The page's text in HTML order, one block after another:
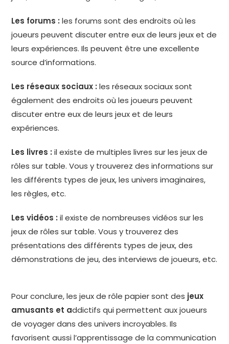
Les forums : les forums sont des endroits où les
joueurs peuvent discuter entre eux de leurs jeux et de
leurs expériences. Ils peuvent être une excellente
source d’informations.
Les réseaux sociaux : les réseaux sociaux sont
également des endroits où les joueurs peuvent
discuter entre eux de leurs jeux et de leurs
expériences.
Les livres :il existe de multiples livres sur les jeux de
rôles sur table. Vous y trouverez des informations sur
les différents types de jeux, les univers imaginaires,
les règles, etc.
Les vidéos :il existe de nombreuses vidéos sur les
jeux de rôles sur table. Vous y trouverez des
présentations des différents types de jeux, des
démonstrations de jeu, des interviews de joueurs, etc.
Pour conclure, les jeux de rôle papier sont des jeux
amusants et addictifs qui permettent aux joueurs
de voyager dans des univers incroyables. Ils
favorisent aussi l’apprentissage de la communication